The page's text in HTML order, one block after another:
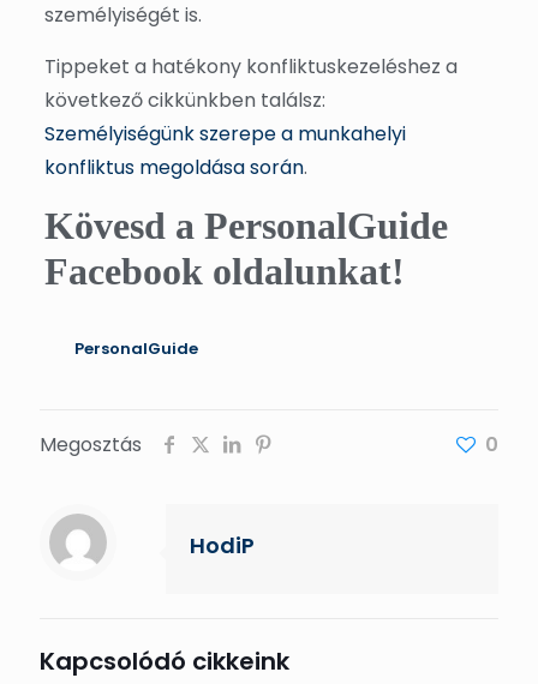
személyiségét is.
Tippeket a hatékony konfliktuskezeléshez a
következő cikkünkben találsz:
Személyiségünk szerepe a munkahelyi
konfliktus megoldása során.
Kövesd a PersonalGuide
Facebook oldalunkat!
PersonalGuide
Megosztás 0
HodiP
Kapcsolódó cikkeink